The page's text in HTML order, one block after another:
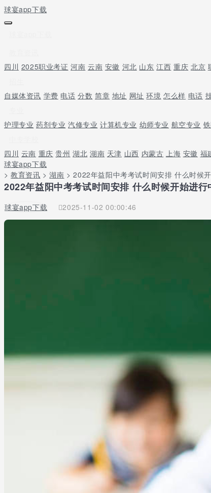
球宴app下载
四川 2025职业考证 河南 云南 安徽 河北 山东 江西 重庆 北京
自媒体资讯 学费 电话 分数 简章 地址 网址 环境 怎么样 电话
护理专业 药剂专业 汽修专业 计算机专业 幼师专业 航空专业
四川 云南 重庆 贵州 湖北 湖南 天津 山西 内蒙古 上海 安徽 福
球宴app下载
>教育资讯 >湖南 > 2022年益阳中考考试时间安排 什么时候
2022年益阳中考考试时间安排 什么时候开始进
球宴app下载 2025-11-02 00:00:46